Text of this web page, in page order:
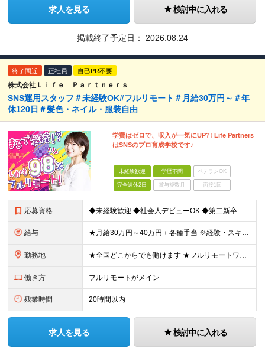
求人を見る 検討中に入れる
掲載終了予定日： 2026.08.24
終了間近 正社員 自己PR不要
株式会社Ｌｉｆｅ Ｐａｒｔｎｅｒｓ
SNS運用スタッフ＃未経験OK#フルリモート＃月給30万円～＃年
休120日＃髪色・ネイル・服装自由
学費はゼロで、収入が一気にUP?! Life Partners
はSNSのプロ育成学校です♪
未経験歓迎 学歴不問 ベテランOK
完全週休2日 賞与複数月 面接1回
応募資格 ◆未経験歓迎 ◆社会人デビューOK ◆第二新卒も歓迎 ◆学歴不問 ………………‥・*.+ 応募時に特別なスキルや経験は必要ありません。 正社員経験がない方も歓迎します！ +.*・‥……………… L
給与 ★月給30万円～40万円＋各種手当 ※経験・スキルを考慮して金額を決定します ※上記月給は固定残業代（20時間分／3万2000円～）を含む ※超過分は別途支給します ★試用期間：7ヶ月間あり（待遇に
勤務地 ★全国どこからでも働けます ★フルリモートワークが可能 ★希望に100％応じます！ ■所属は横浜本社となります。 神奈川県横浜市中区長者町2-6-3 テクノサイシング長者町ビル7F ※(変更の範囲)
働き方 フルリモートがメイン
残業時間 20時間以内
求人を見る 検討中に入れる